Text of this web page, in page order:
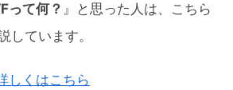
って何？ 』と思った人は、こちら
しています。
しくはこちら